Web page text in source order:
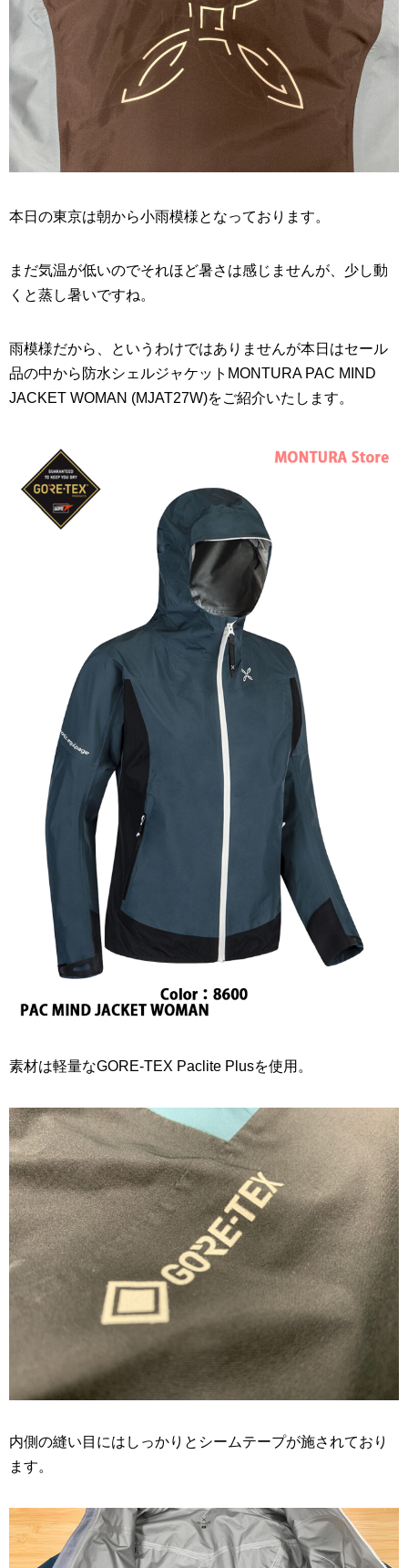
本日の東京は朝から小雨模様となっております。
まだ気温が低いのでそれほど暑さは感じませんが、少し動
くと蒸し暑いですね。
雨模様だから、というわけではありませんが本日はセール
品の中から防水シェルジャケットMONTURA PAC MIND
JACKET WOMAN (MJAT27W)をご紹介いたします。
素材は軽量なGORE-TEX Paclite Plusを使用。
内側の縫い目にはしっかりとシームテープが施されており
ます。